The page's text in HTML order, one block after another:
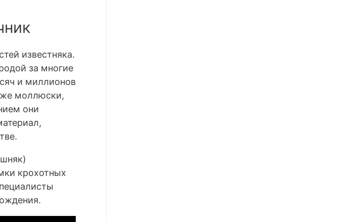
известняка.
за многие
и миллионов
моллюски,
они
крохотных